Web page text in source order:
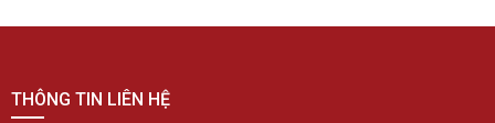
THÔNG TIN LIÊN HỆ